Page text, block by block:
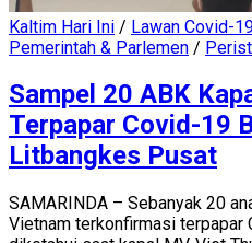
Kaltim Hari Ini / Lawan Covid-
Pemerintah & Parlemen /
Sampel 20 ABK
Terpapar Covid-19
Litbangkes Pusat
SAMARINDA – Sebanyak 20
Vietnam terkonfirmasi terpapar